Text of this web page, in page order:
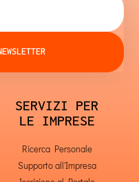
SERVIZI PER
LE IMPRESE
Ricerca Personale
Supporto all'Impresa